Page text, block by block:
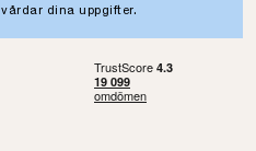
dina uppgifter.